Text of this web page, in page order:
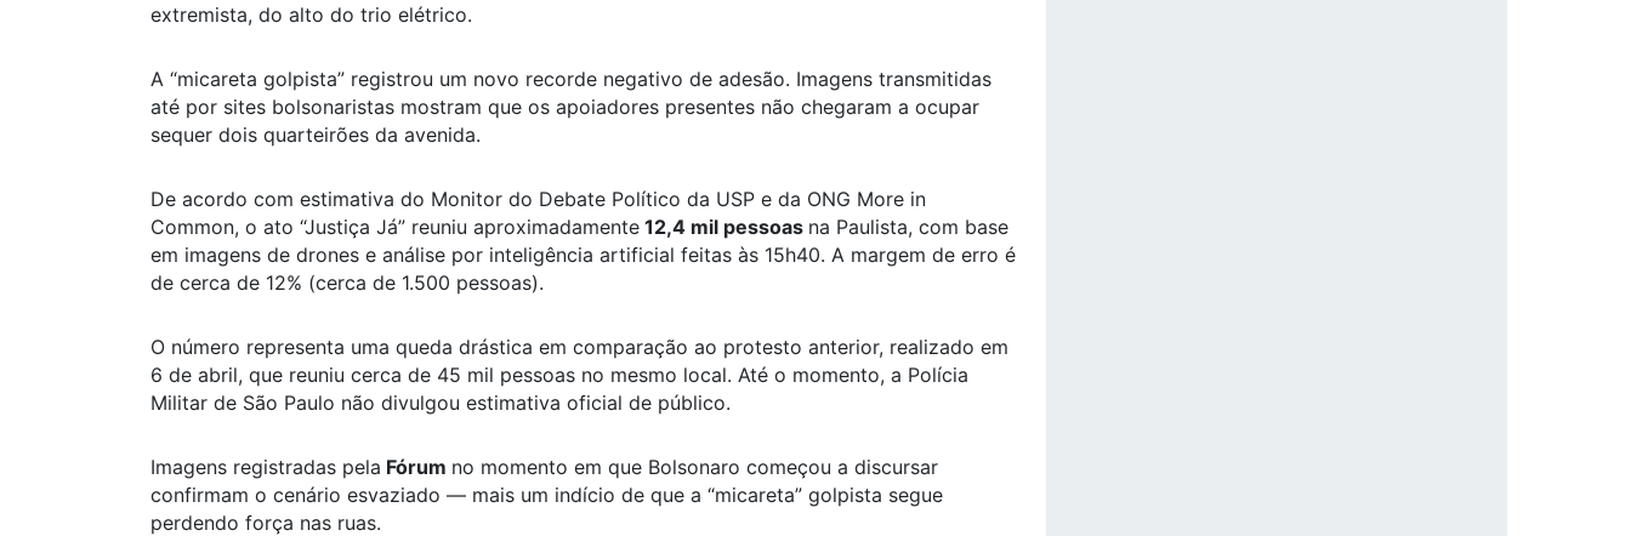
extremista, do alto do trio elétrico.
A “micareta golpista” registrou um novo recorde negativo de adesão. Imagens transmitidas
até por sites bolsonaristas mostram que os apoiadores presentes não chegaram a ocupar
sequer dois quarteirões da avenida.
De acordo com estimativa do Monitor do Debate Político da USP e da ONG More in
Common, o ato “Justiça Já” reuniu aproximadamente 12,4 mil pessoas na Paulista, com base
em imagens de drones e análise por inteligência artificial feitas às 15h40. A margem de erro é
de cerca de 12% (cerca de 1.500 pessoas).
O número representa uma queda drástica em comparação ao protesto anterior, realizado em
6 de abril, que reuniu cerca de 45 mil pessoas no mesmo local. Até o momento, a Polícia
Militar de São Paulo não divulgou estimativa oficial de público.
Imagens registradas pela Fórum no momento em que Bolsonaro começou a discursar
confirmam o cenário esvaziado — mais um indício de que a “micareta” golpista segue
perdendo força nas ruas.